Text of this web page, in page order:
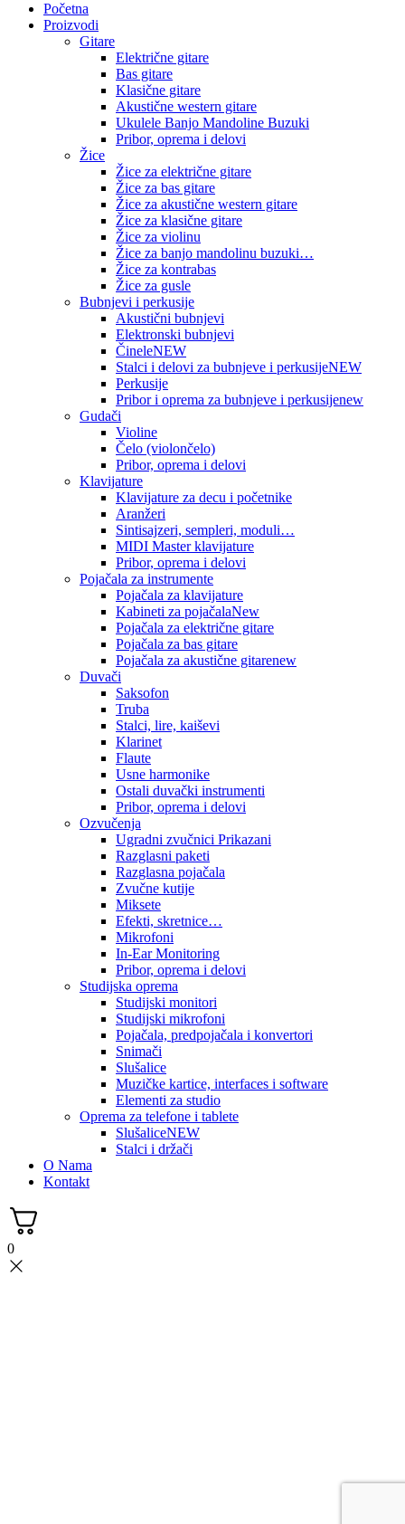
Početna
Proizvodi
Gitare
Električne gitare
Bas gitare
Klasične gitare
Akustične western gitare
Ukulele Banjo Mandoline Buzuki
Pribor, oprema i delovi
Žice
Žice za električne gitare
Žice za bas gitare
Žice za akustične western gitare
Žice za klasične gitare
Žice za violinu
Žice za banjo mandolinu buzuki…
Žice za kontrabas
Žice za gusle
Bubnjevi i perkusije
Akustični bubnjevi
Elektronski bubnjevi
ČineleNEW
Stalci i delovi za bubnjeve i perkusijeNEW
Perkusije
Pribor i oprema za bubnjeve i perkusijenew
Gudači
Violine
Čelo (violončelo)
Pribor, oprema i delovi
Klavijature
Klavijature za decu i početnike
Aranžeri
Sintisajzeri, sempleri, moduli…
MIDI Master klavijature
Pribor, oprema i delovi
Pojačala za instrumente
Pojačala za klavijature
Kabineti za pojačalaNew
Pojačala za električne gitare
Pojačala za bas gitare
Pojačala za akustične gitarenew
Duvači
Saksofon
Truba
Stalci, lire, kaiševi
Klarinet
Flaute
Usne harmonike
Ostali duvački instrumenti
Pribor, oprema i delovi
Ozvučenja
Ugradni zvučnici Prikazani
Razglasni paketi
Razglasna pojačala
Zvučne kutije
Miksete
Efekti, skretnice…
Mikrofoni
In-Ear Monitoring
Pribor, oprema i delovi
Studijska oprema
Studijski monitori
Studijski mikrofoni
Pojačala, predpojačala i konvertori
Snimači
Slušalice
Muzičke kartice, interfaces i software
Elementi za studio
Oprema za telefone i tablete
SlušaliceNEW
Stalci i držači
O Nama
Kontakt
0